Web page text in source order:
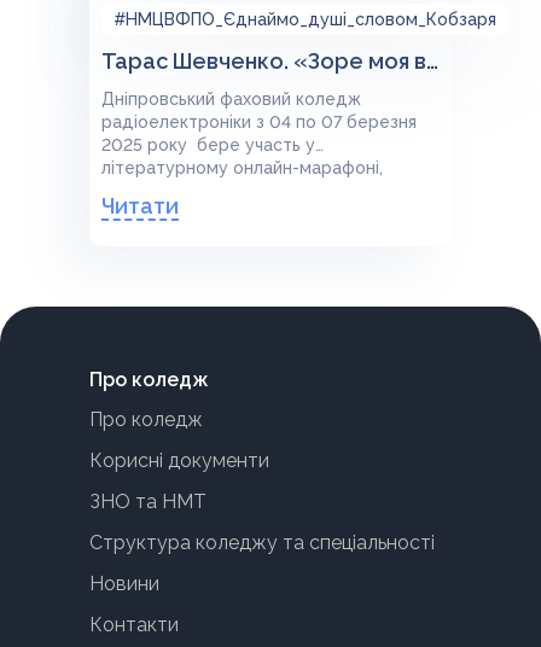
#НМЦВФПО_Єднаймо_душі_словом_Кобзаря
Тарас Шевченко. «Зоре моя вечірняя…»
Дніпровський фаховий коледж
радіоелектроніки з 04 по 07 березня
2025 року бере участь у
літературному онлайн-марафоні,
«Єднаймо душі словом Кобзаря!», у
Читати
Про коледж
Про коледж
Корисні документи
ЗНО та НМТ
Структура коледжу та спеціальності
Новини
Контакти